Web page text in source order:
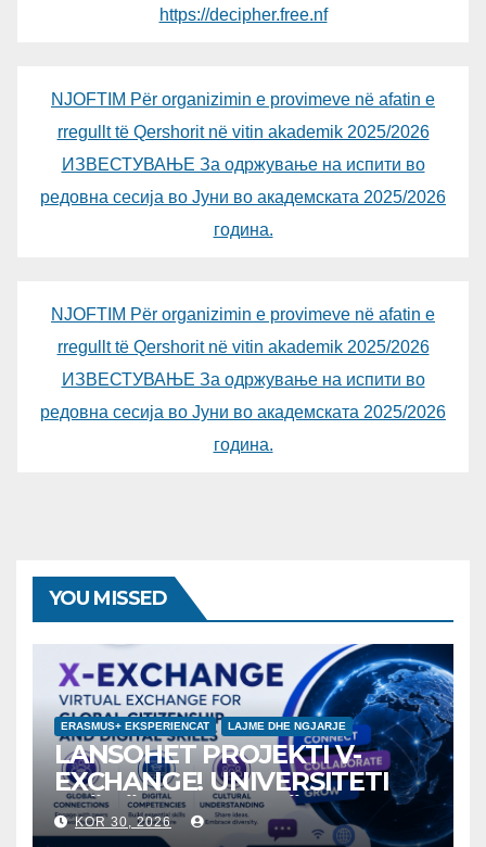
https://decipher.free.nf
NJOFTIM Për organizimin e provimeve në afatin e
rregullt të Qershorit në vitin akademik 2025/2026
ИЗВЕСТУВАЊЕ За одржување на испити во
редовна сесија во Јуни во академската 2025/2026
година.
NJOFTIM Për organizimin e provimeve në afatin e
rregullt të Qershorit në vitin akademik 2025/2026
ИЗВЕСТУВАЊЕ За одржување на испити во
редовна сесија во Јуни во академската 2025/2026
година.
YOU MISSED
ERASMUS+ EKSPERIENCAT LAJME DHE NGJARJE
LANSOHET PROJEKTI V-
EXCHANGE! UNIVERSITETI
“NËNË TEREZA” NË SHKUP
UDHËHEQ NISMËN
KOR 30, 2026